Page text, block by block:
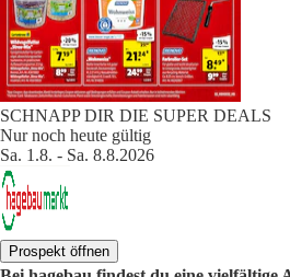
SCHNAPP DIR DIE SUPER DEALS
Nur noch heute gültig
Sa. 1.8. - Sa. 8.8.2026
Prospekt öffnen